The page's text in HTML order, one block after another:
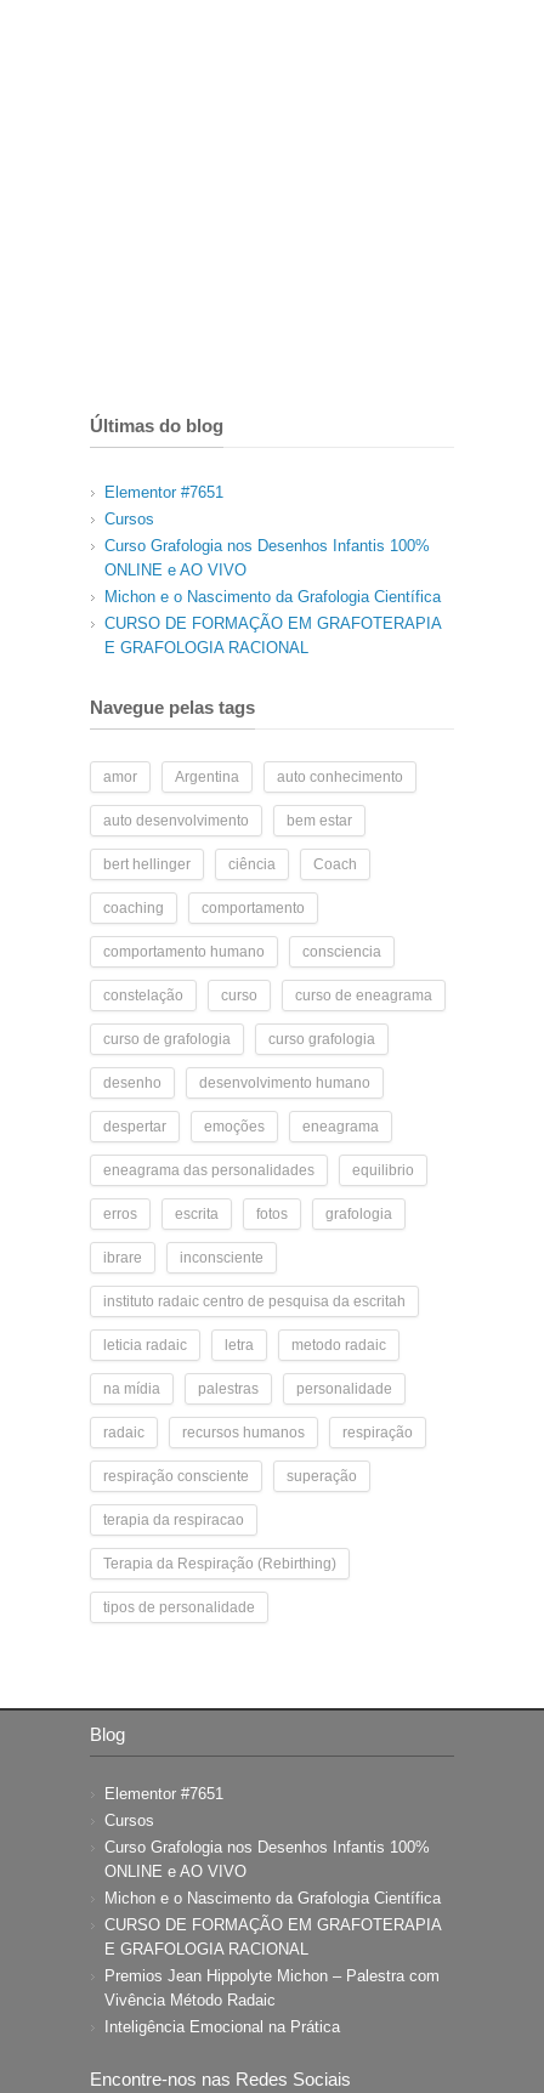
Últimas do blog
Elementor #7651
Cursos
Curso Grafologia nos Desenhos Infantis 100%
ONLINE e AO VIVO
Michon e o Nascimento da Grafologia Científica
CURSO DE FORMAÇÃO EM GRAFOTERAPIA
E GRAFOLOGIA RACIONAL
Navegue pelas tags
amor Argentina auto conhecimento
auto desenvolvimento bem estar
bert hellinger ciência Coach
coaching comportamento
comportamento humano consciencia
constelação curso curso de eneagrama
curso de grafologia curso grafologia
desenho desenvolvimento humano
despertar emoções eneagrama
eneagrama das personalidades equilibrio
erros escrita fotos grafologia
ibrare inconsciente
instituto radaic centro de pesquisa da escritah
leticia radaic letra metodo radaic
na mídia palestras personalidade
radaic recursos humanos respiração
respiração consciente superação
terapia da respiracao
Terapia da Respiração (Rebirthing)
tipos de personalidade
Blog
Elementor #7651
Cursos
Curso Grafologia nos Desenhos Infantis 100%
ONLINE e AO VIVO
Michon e o Nascimento da Grafologia Científica
CURSO DE FORMAÇÃO EM GRAFOTERAPIA
E GRAFOLOGIA RACIONAL
Premios Jean Hippolyte Michon – Palestra com
Vivência Método Radaic
Inteligência Emocional na Prática
Encontre-nos nas Redes Sociais